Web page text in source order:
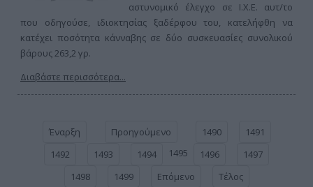
αστυνομικό έλεγχο σε Ι.Χ.Ε. αυτ/το
που οδηγούσε, ιδιοκτησίας ξαδέρφου του, κατελήφθη να
κατέχει ποσότητα κάνναβης σε δύο συσκευασίες συνολικού
βάρους 263,2 γρ.
Διαβάστε περισσότερα...
Έναρξη Προηγούμενο 1490
1491
1492
1493 1494 1495 1496
1497
1498
1499 Επόμενο
Τέλος